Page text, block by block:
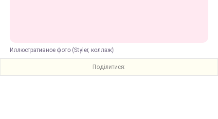
Иллюстративное фото (Styler, коллаж)
Поділитися: